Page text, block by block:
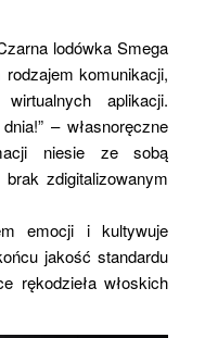
lodówka Smega
komunikacji,
aplikacji.
– własnoręczne
niesie ze sobą
zdigitalizowanym
emocji i kultywuje
jakość standardu
rękodzieła włoskich